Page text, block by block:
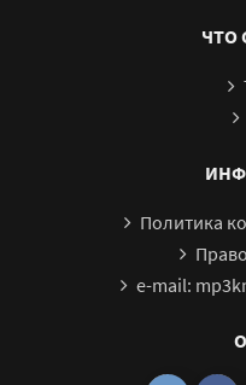
ЧТО
Политика
e-mail: